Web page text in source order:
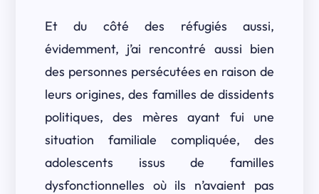
Et du côté des réfugiés aussi,
évidemment, j’ai rencontré aussi bien
des personnes persécutées en raison de
leurs origines, des familles de dissidents
politiques, des mères ayant fui une
situation familiale compliquée, des
adolescents issus de familles
dysfonctionnelles où ils n’avaient pas